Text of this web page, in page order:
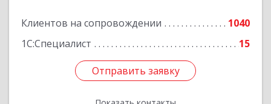
Клиентов на сопровождении
1040
1С:Специалист
15
Отправить заявку
Подробнее
Отправить заявку